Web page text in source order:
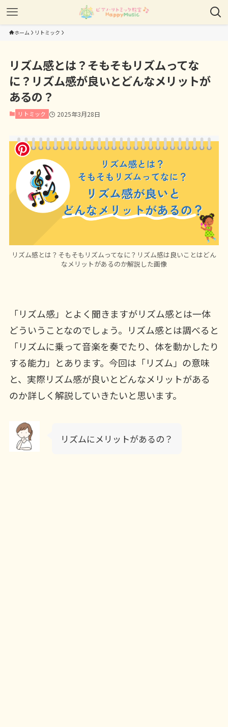
ホーム リトミック
リズム感とは？そもそもリズムってな
に？リズム感が良いとどんなメリットが
あるの？
リトミック 2025年3月28日
リズム感とは？そもそもリズムってなに？リズム感は良いことはどん
なメリットがあるのか解説した画像
「リズム感」とよく聞きますがリズム感とは一体
どういうことなのでしょう。リズム感とは調べると
「リズムに乗って音楽を奏でたり、体を動かしたり
する能力」とあります。今回は「リズム」の意味
と、実際リズム感が良いとどんなメリットがある
のか詳しく解説していきたいと思います。
リズムにメリットがあるの？